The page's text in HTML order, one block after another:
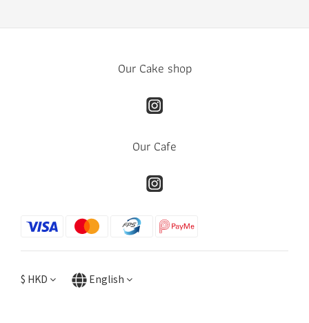
Our Cake shop
Our Cafe
$ HKD English